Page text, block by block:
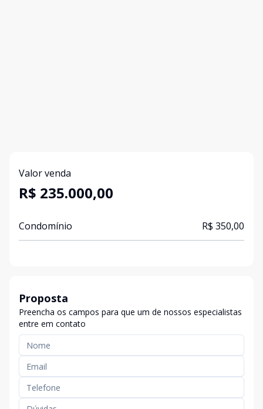
Valor venda
R$ 235.000,00
Condomínio R$ 350,00
Proposta
Preencha os campos para que um de nossos especialistas
entre em contato